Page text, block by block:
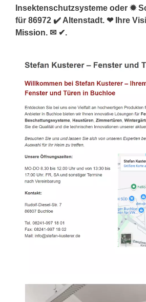
Insektenschutzsysteme oder ✹
für 86972 ✔️ Altenstadt. ❤ Ihre
Mission. ✉ ✔.